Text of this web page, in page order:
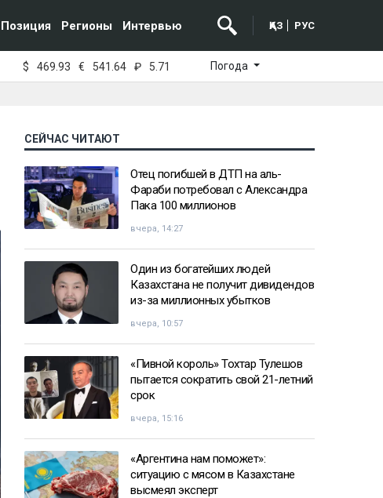
Позиция Регионы Интервью ҚАЗ РУС
$ 469.93 € 541.64 ₽ 5.71 Погода
СЕЙЧАС ЧИТАЮТ
Отец погибшей в ДТП на аль-
Фараби потребовал с Александра
Пака 100 миллионов
вчера, 14:27
Один из богатейших людей
Казахстана не получит дивидендов
из-за миллионных убытков
вчера, 10:57
«Пивной король» Тохтар Тулешов
пытается сократить свой 21-летний
срок
вчера, 15:16
«Аргентина нам поможет»:
ситуацию с мясом в Казахстане
высмеял эксперт